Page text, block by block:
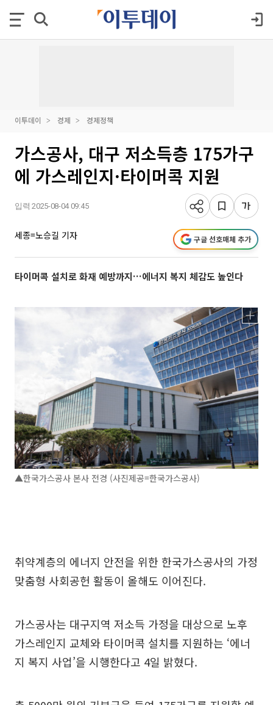
이투데이 경제 경제정책
가스공사, 대구 저소득층 175가구
에 가스레인지·타이머콕 지원
입력 2025-08-04 09:45
세종=노승길 기자 구글 선호매체 추가
타이머콕 설치로 화재 예방까지…에너지 복지 체감도 높인다
▲한국가스공사 본사 전경 (사진제공=한국가스공사)
취약계층의 에너지 안전을 위한 한국가스공사의 가정
맞춤형 사회공헌 활동이 올해도 이어진다.
가스공사는 대구지역 저소득 가정을 대상으로 노후
가스레인지 교체와 타이머콕 설치를 지원하는 ‘에너
지 복지 사업’을 시행한다고 4일 밝혔다.